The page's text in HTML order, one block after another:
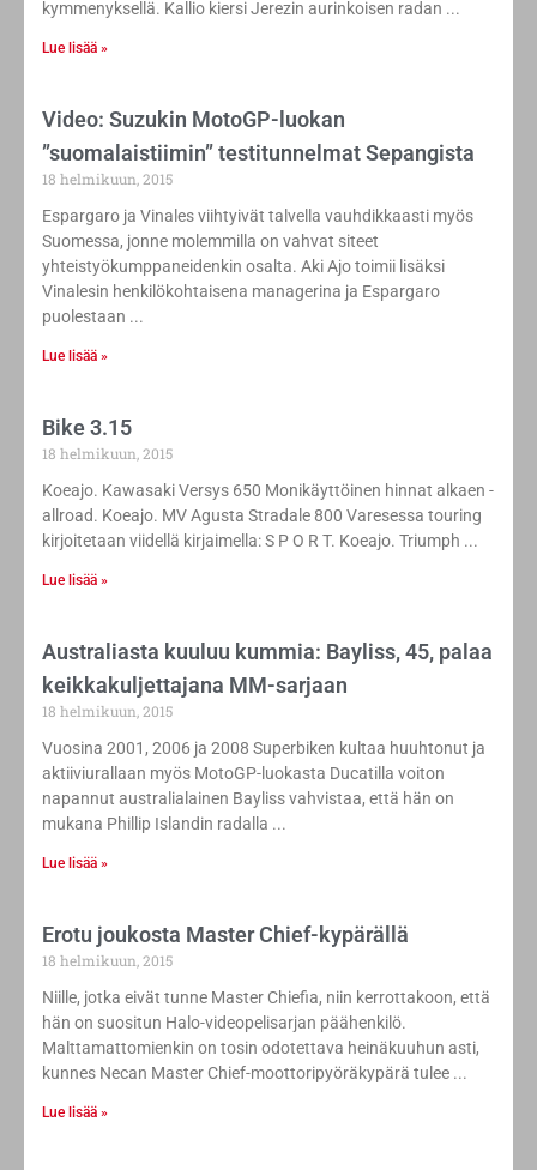
kymmenyksellä. Kallio kiersi Jerezin aurinkoisen radan
Lue lisää »
Video: Suzukin MotoGP-luokan
”suomalaistiimin” testitunnelmat Sepangista
18 helmikuun, 2015
Espargaro ja Vinales viihtyivät talvella vauhdikkaasti myös
Suomessa, jonne molemmilla on vahvat siteet
yhteistyökumppaneidenkin osalta. Aki Ajo toimii lisäksi
Vinalesin henkilökohtaisena managerina ja Espargaro
puolestaan
Lue lisää »
Bike 3.15
18 helmikuun, 2015
Koeajo. Kawasaki Versys 650 Monikäyttöinen hinnat alkaen -
allroad. Koeajo. MV Agusta Stradale 800 Varesessa touring
kirjoitetaan viidellä kirjaimella: S P O R T. Koeajo. Triumph
Lue lisää »
Australiasta kuuluu kummia: Bayliss, 45, palaa
keikkakuljettajana MM-sarjaan
18 helmikuun, 2015
Vuosina 2001, 2006 ja 2008 Superbiken kultaa huuhtonut ja
aktiiviurallaan myös MotoGP-luokasta Ducatilla voiton
napannut australialainen Bayliss vahvistaa, että hän on
mukana Phillip Islandin radalla
Lue lisää »
Erotu joukosta Master Chief-kypärällä
18 helmikuun, 2015
Niille, jotka eivät tunne Master Chiefia, niin kerrottakoon, että
hän on suositun Halo-videopelisarjan päähenkilö.
Malttamattomienkin on tosin odotettava heinäkuuhun asti,
kunnes Necan Master Chief-moottoripyöräkypärä tulee
Lue lisää »